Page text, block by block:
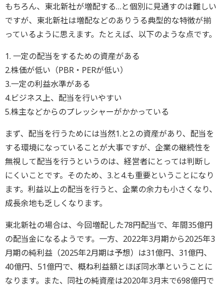
もちろん、東北新社が増配する…と個別に見通すのは難しい
ですが、東北新社は増配などのありうる典型的な特徴が揃
っているように思えます。たとえば、以下のような点です。
1. 一定の配当をするための資産がある
2.株価が低い（PBR・PERが低い）
3.一定の利益水準がある
4.ビジネス上、配当を行いやすい
5.株主などからのプレッシャーがかかっている
まず、配当を行うためには当然1.と2.の資産があり、配当を
する環境になっていることが大事ですが、企業の継続性を
無視して配当を行うというのは、経営者にとっては判断し
にくいことです。そのため、3.と4.も重要ということになり
ます。利益以上の配当を行うと、企業の余力も小さくなり、
成長余地も乏しくなります。
東北新社の場合は、今回増配した78円配当で、年間35億円
の配当金になるようです。一方、2022年3月期から2025年3
月期の純利益（2025年2月期は予想）は31億円、31億円、
40億円、51億円で、概ね利益額とほぼ同水準ということに
なります。また、同社の純資産は2020年3月末で698億円で